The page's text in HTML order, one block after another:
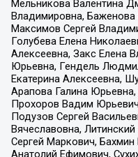
Мельникова Валентина
Владимировна, Баженова
Максимов Сергей
Голубева Елена
Алексеевна, Закс Елена
Юрьевна, Гендель
Екатерина Алексеевна,
Арапова Галина
Прохоров Вадим
Подузов Сергей
Вячеславовна,
Сергей Маркович,
Анатолий Ефимович,